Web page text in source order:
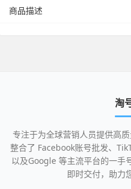
商品描述
淘
专注于为全球营销人员提供高
整合了 Facebook账号批发、
以及Google 等主流平台的一手
即时交付，助力